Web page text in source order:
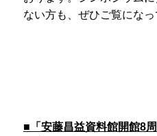
ない方も、ぜひご覧になっ
■「安藤昌益資料館開館8